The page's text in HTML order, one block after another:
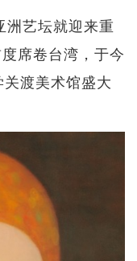
艺坛就迎来重
席卷台湾，于今
渡美术馆盛大